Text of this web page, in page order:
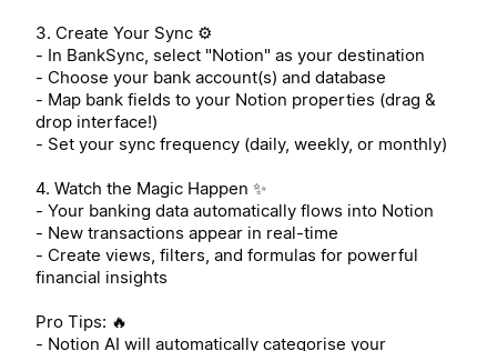
3. Create Your Sync ⚙️
- In BankSync, select "Notion" as your destination
- Choose your bank account(s) and database
- Map bank fields to your Notion properties (drag &
drop interface!)
- Set your sync frequency (daily, weekly, or monthly)
4. Watch the Magic Happen ✨
- Your banking data automatically flows into Notion
- New transactions appear in real-time
- Create views, filters, and formulas for powerful
financial insights
Pro Tips: 🔥
- Notion AI will automatically categorise your